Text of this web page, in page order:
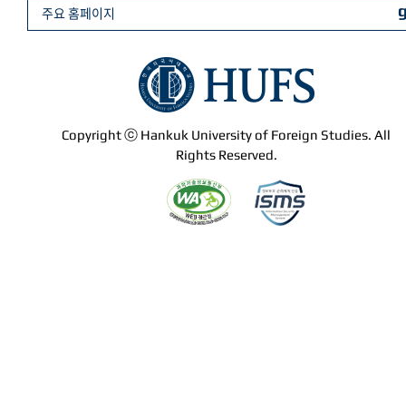
Copyright ⓒ Hankuk University of Foreign Studies. All
Rights Reserved.
주요 홈페이지